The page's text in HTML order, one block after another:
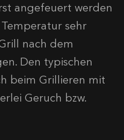
angefeuert werden
sehr
nach dem
Den typischen
beim Grillieren mit
Geruch bzw.